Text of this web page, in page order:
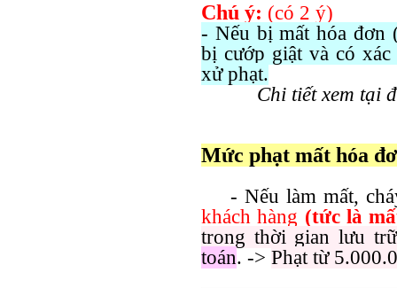
Chú ý: (có 2 ý)
- Nếu bị mất hóa đơn
bị cướp giật và có
xử phạt.
Chi tiết xem tại
Mức phạt mất hóa
- Nếu làm mất,
khách hàng (tức là
trong thời gian lưu trữ
toán. -> Phạt từ